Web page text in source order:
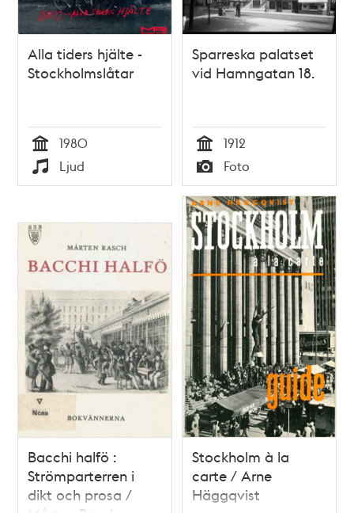
Alla tiders hjälte -
Stockholmslåtar
Tid
1980
Typ
Ljud
Sparreska palatset
vid Hamngatan 18.
Tid
1912
Typ
Foto
Bacchi halfö :
Strömparterren i
dikt och prosa /
Stockholm à la
carte / Arne
Häggqvist